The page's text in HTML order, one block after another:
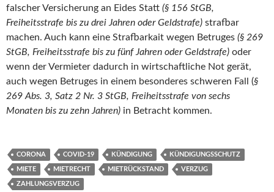
falscher Versicherung an Eides Statt (§ 156 StGB,
Freiheitsstrafe bis zu drei Jahren oder Geldstrafe) strafbar
machen. Auch kann eine Strafbarkait wegen Betruges (§ 269
StGB, Freiheitsstrafe bis zu fünf Jahren oder Geldstrafe) oder
wenn der Vermieter dadurch in wirtschaftliche Not gerät,
auch wegen Betruges in einem besonderes schweren Fall (§
269 Abs. 3, Satz 2 Nr. 3 StGB, Freiheitsstrafe von sechs
Monaten bis zu zehn Jahren) in Betracht kommen.
CORONA COVID-19 KÜNDIGUNG KÜNDIGUNGSSCHUTZ
MIETE MIETRECHT MIETRÜCKSTAND VERZUG
ZAHLUNGSVERZUG